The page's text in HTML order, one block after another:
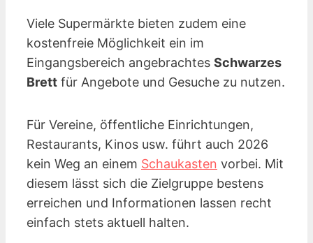
Viele Supermärkte bieten zudem eine
kostenfreie Möglichkeit ein im
Eingangsbereich angebrachtes Schwarzes
Brett für Angebote und Gesuche zu nutzen.
Für Vereine, öffentliche Einrichtungen,
Restaurants, Kinos usw. führt auch 2026
kein Weg an einem Schaukasten vorbei. Mit
diesem lässt sich die Zielgruppe bestens
erreichen und Informationen lassen recht
einfach stets aktuell halten.